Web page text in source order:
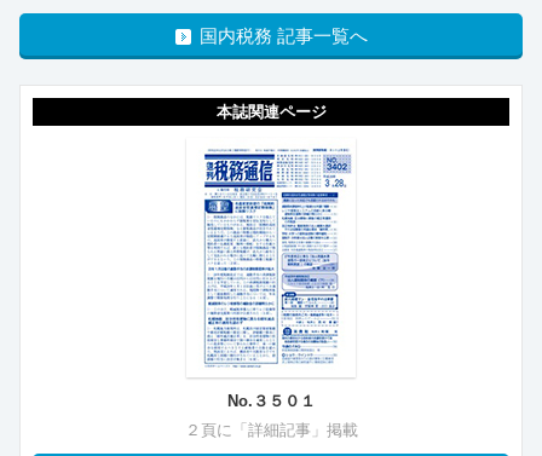
国内税務 記事一覧へ
本誌関連ページ
No.３５０１
２頁に「詳細記事」掲載